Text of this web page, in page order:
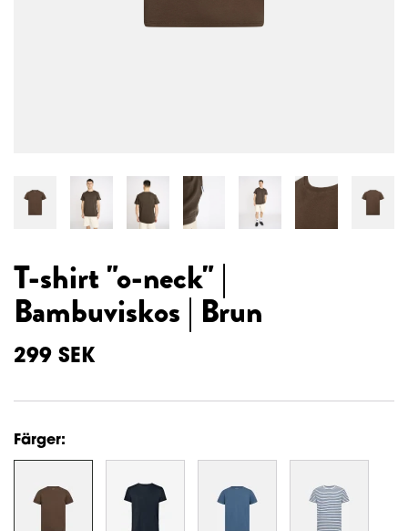
T-shirt "o-neck" |
Bambuviskos | Brun
299 SEK
Färger: